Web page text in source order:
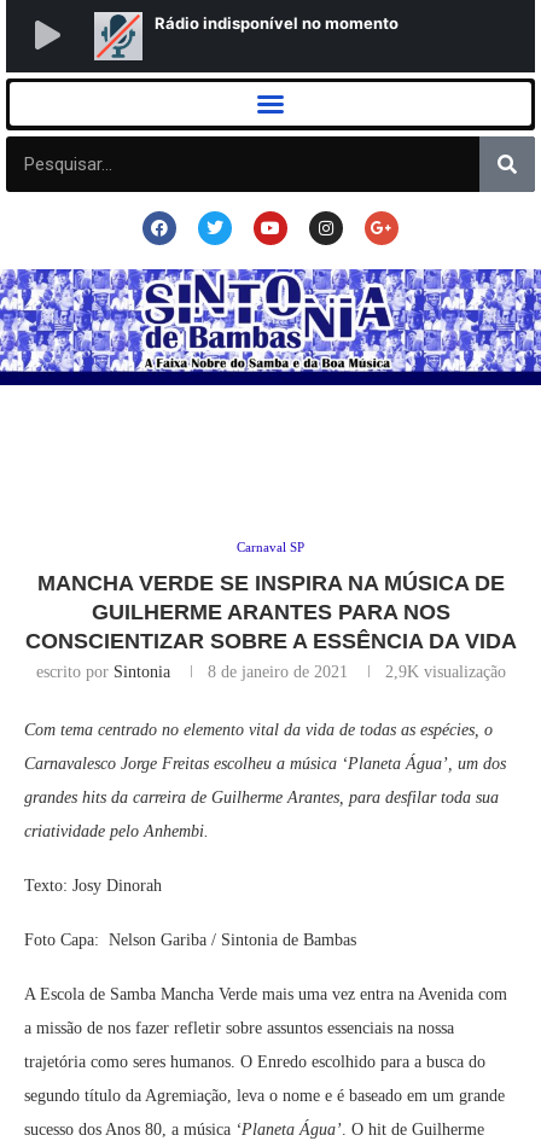
Carnaval SP
MANCHA VERDE SE INSPIRA NA MÚSICA DE
GUILHERME ARANTES PARA NOS
CONSCIENTIZAR SOBRE A ESSÊNCIA DA VIDA
escrito por Sintonia 8 de janeiro de 2021 2,9Kvisualização
Com tema centrado no elemento vital da vida de todas as espécies, o
Carnavalesco Jorge Freitas escolheu a música ‘Planeta Água’, um dos
grandes hits da carreira de Guilherme Arantes, para desfilar toda sua
criatividade pelo Anhembi.
Texto: Josy Dinorah
Foto Capa: Nelson Gariba / Sintonia de Bambas
A Escola de Samba Mancha Verde mais uma vez entra na Avenida com
a missão de nos fazer refletir sobre assuntos essenciais na nossa
trajetória como seres humanos. O Enredo escolhido para a busca do
segundo título da Agremiação, leva o nome e é baseado em um grande
sucesso dos Anos 80, a música ‘Planeta Água’. O hit de Guilherme